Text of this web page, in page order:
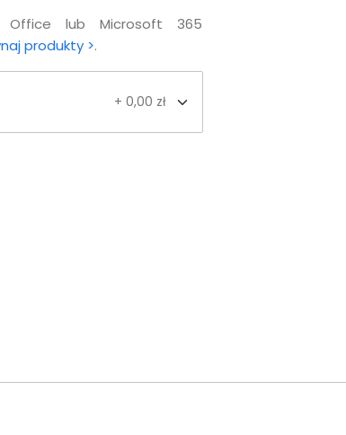
Office lub Microsoft 365
produkty >.
+ 0,00 zł